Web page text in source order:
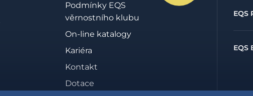
Podmínky EQS
věrnostního klubu
On-line katalogy
Kariéra
Kontakt
Dotace
EQS
EQS